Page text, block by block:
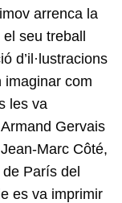
arrenca la
seu treball
d’il·lustracions
imaginar com
les va
Gervais
Marc Côté,
París del
es va imprimir